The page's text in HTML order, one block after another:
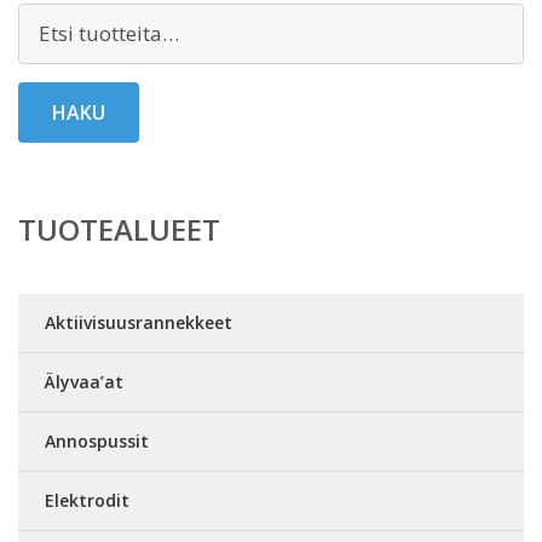
Etsi:
HAKU
TUOTEALUEET
Aktiivisuusrannekkeet
Älyvaa’at
Annospussit
Elektrodit